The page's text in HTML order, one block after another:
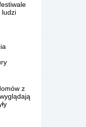
ludzi
z